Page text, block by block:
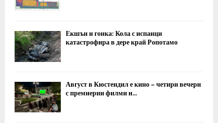
Екшън и гонка: Кола с испанци
катастрофира в дере край Ропотамо
Август в Кюстендил е кино – четири вечери
с премиерни филми и...